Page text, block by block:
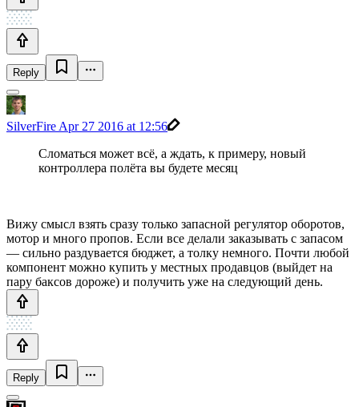
Reply
SilverFire Apr 27 2016 at 12:56
Сломаться может всё, а ждать, к примеру, новый
контроллера полёта вы будете месяц
Вижу смысл взять сразу только запасной регулятор оборотов,
мотор и много пропов. Если все делали заказывать с запасом
— сильно раздувается бюджет, а толку немного. Почти любой
компонент можно купить у местных продавцов (выйдет на
пару баксов дороже) и получить уже на следующий день.
Reply